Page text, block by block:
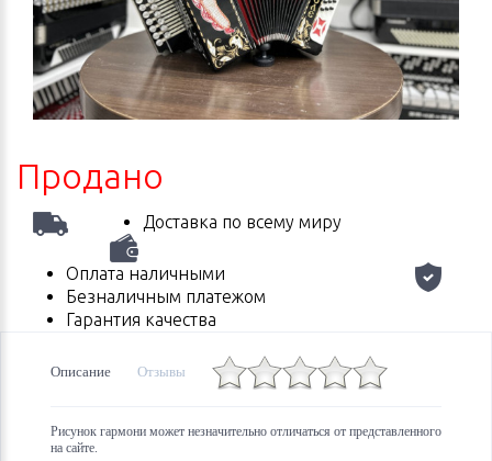
Продано
Доставка по всему миру
Оплата наличными
Безналичным платежом
Гарантия качества
Описание Отзывы
Рисунок гармони может незначительно отличаться от представленного
на сайте.